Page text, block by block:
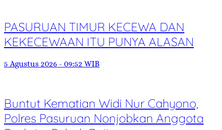
PASURUAN TIMUR KECEWA DAN
KEKECEWAAN ITU PUNYA ALASAN
5 Agustus 2026 - 09:52 WIB
Buntut Kematian Widi Nur Cahyono,
Polres Pasuruan Nonjobkan Anggota